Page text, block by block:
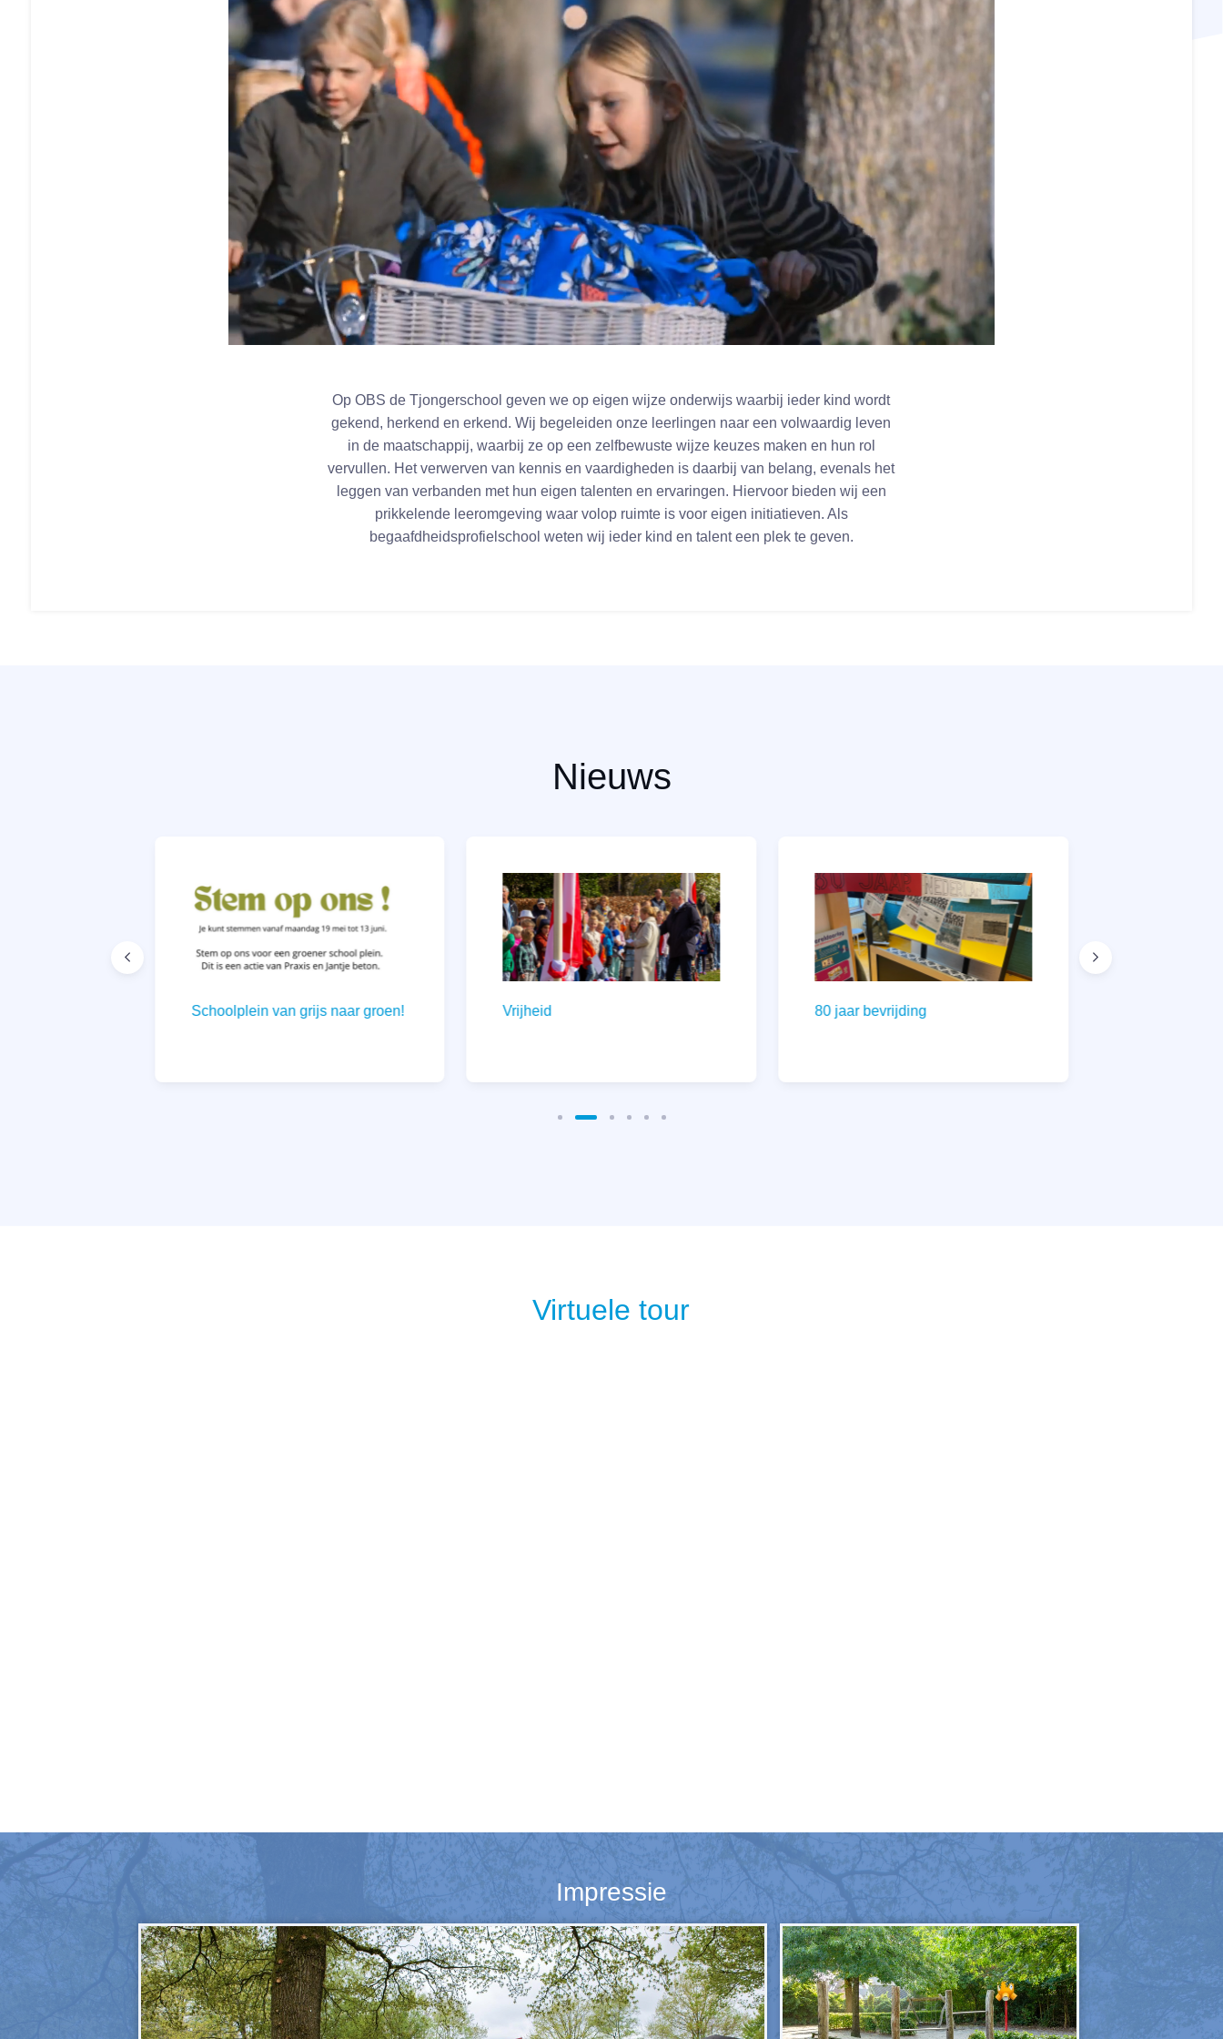
Op OBS de Tjongerschool geven we op eigen wijze onderwijs waarbij ieder kind wordt
gekend, herkend en erkend. Wij begeleiden onze leerlingen naar een volwaardig leven
in de maatschappij, waarbij ze op een zelfbewuste wijze keuzes maken en hun rol
vervullen. Het verwerven van kennis en vaardigheden is daarbij van belang, evenals het
leggen van verbanden met hun eigen talenten en ervaringen. Hiervoor bieden wij een
prikkelende leeromgeving waar volop ruimte is voor eigen initiatieven. Als
begaafdheidsprofielschool weten wij ieder kind en talent een plek te geven.
Nieuws
Schoolplein van grijs naar groen! Vrijheid 80 jaar bevrijding
Virtuele tour
Impressie